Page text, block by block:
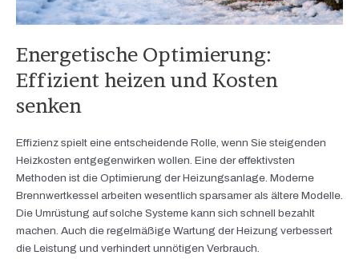
Energetische Optimierung:
Effizient heizen und Kosten
senken
Effizienz spielt eine entscheidende Rolle, wenn Sie steigenden
Heizkosten entgegenwirken wollen. Eine der effektivsten
Methoden ist die Optimierung der Heizungsanlage. Moderne
Brennwertkessel arbeiten wesentlich sparsamer als ältere Modelle.
Die Umrüstung auf solche Systeme kann sich schnell bezahlt
machen. Auch die regelmäßige Wartung der Heizung verbessert
die Leistung und verhindert unnötigen Verbrauch.